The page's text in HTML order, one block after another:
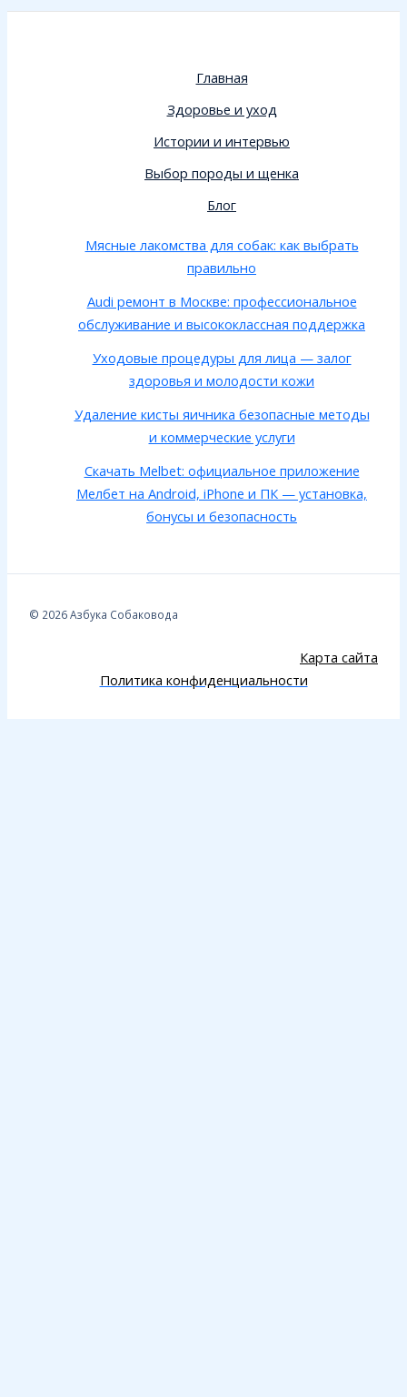
Главная
Здоровье и уход
Истории и интервью
Выбор породы и щенка
Блог
Мясные лакомства для собак: как выбрать
правильно
Audi ремонт в Москве: профессиональное
обслуживание и высококлассная поддержка
Уходовые процедуры для лица — залог
здоровья и молодости кожи
Удаление кисты яичника безопасные методы
и коммерческие услуги
Скачать Melbet: официальное приложение
Мелбет на Android, iPhone и ПК — установка,
бонусы и безопасность
© 2026 Азбука Собаковода
Карта сайта
Политика конфиденциальности